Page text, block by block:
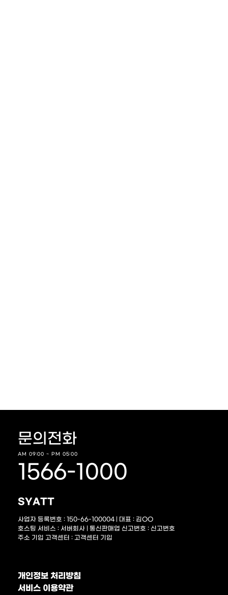
문의전화
AM 09:00 ~ PM 05:00
1566-1000
SYATT
사업자 등록번호 : 150-66-100004 | 대표 : 김OO
호스팅 서비스 : 서버회사 | 통신판매업 신고번호 : 신고번호
주소 기입 고객센터 : 고객센터 기입
개인정보 처리방침
서비스 이용약관